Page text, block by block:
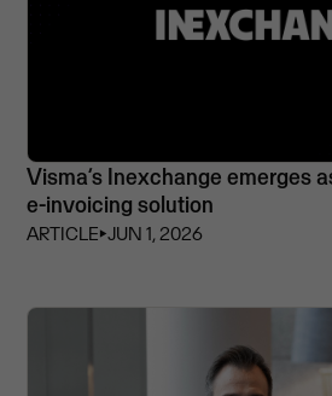
Visma’s Inexchange emerges
e-invoicing solution
ARTICLE⏵JUN 1, 2026